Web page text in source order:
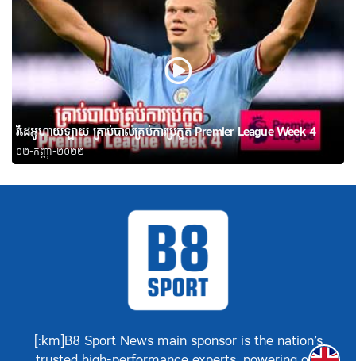
វីដេអូហាយឡាយ គ្រាប់បាល់គ្រប់ការប្រកួត Premier League Week 4
០២-កញ្ញា-២០២២
[:km]B8 Sport News main sponsor is the nation’s